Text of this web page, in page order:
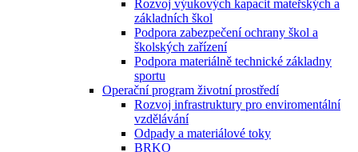
Rozvoj výukových kapacit mateřských a
základních škol
Podpora zabezpečení ochrany škol a
školských zařízení
Podpora materiálně technické základny
sportu
Operační program životní prostředí
Rozvoj infrastruktury pro enviromentální
vzdělávání
Odpady a materiálové toky
BRKO